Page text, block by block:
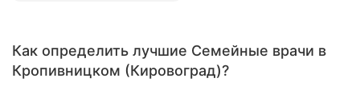
Как определить лучшие Семейные врачи в
Кропивницком (Кировоград)?